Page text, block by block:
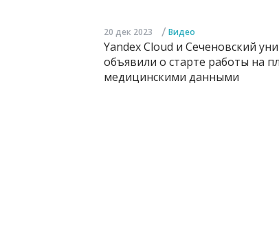
20 дек 2023 / Видео
Yandex Cloud и Сеченовский
объявили о старте работы на
медицинскими данными